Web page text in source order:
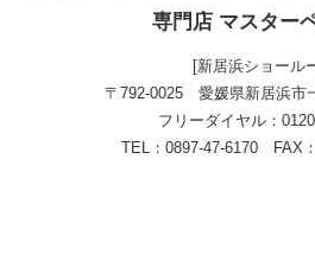
専門店 マスター
[新居浜ショール
〒792-0025 愛媛県新居浜市
フリーダイヤル：
TEL：0897-47-6170 FAX